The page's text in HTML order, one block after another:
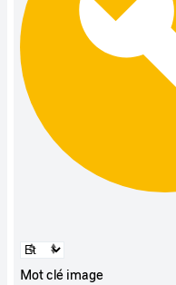
Mot clé image